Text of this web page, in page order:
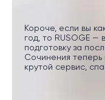
Короче, если вы
год, то RUSOGE
подготовку за
Сочинения теперь
крутой сервис,